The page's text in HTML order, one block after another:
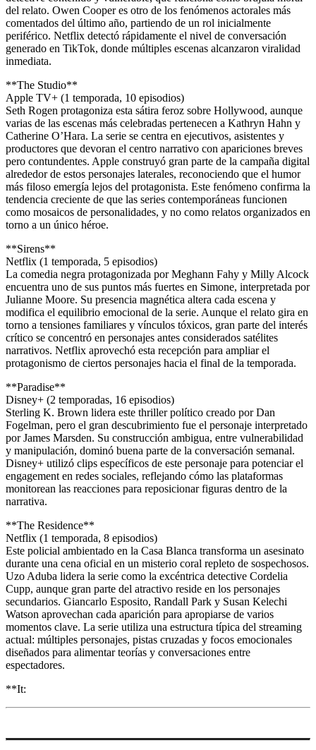
del relato. Owen Cooper es otro de los fenómenos actorales más
comentados del último año, partiendo de un rol inicialmente
periférico. Netflix detectó rápidamente el nivel de conversación
generado en TikTok, donde múltiples escenas alcanzaron viralidad
inmediata.
**The Studio**
Apple TV+ (1 temporada, 10 episodios)
Seth Rogen protagoniza esta sátira feroz sobre Hollywood, aunque
varias de las escenas más celebradas pertenecen a Kathryn Hahn y
Catherine O’Hara. La serie se centra en ejecutivos, asistentes y
productores que devoran el centro narrativo con apariciones breves
pero contundentes. Apple construyó gran parte de la campaña digital
alrededor de estos personajes laterales, reconociendo que el humor
más filoso emergía lejos del protagonista. Este fenómeno confirma la
tendencia creciente de que las series contemporáneas funcionen
como mosaicos de personalidades, y no como relatos organizados en
torno a un único héroe.
**Sirens**
Netflix (1 temporada, 5 episodios)
La comedia negra protagonizada por Meghann Fahy y Milly Alcock
encuentra uno de sus puntos más fuertes en Simone, interpretada por
Julianne Moore. Su presencia magnética altera cada escena y
modifica el equilibrio emocional de la serie. Aunque el relato gira en
torno a tensiones familiares y vínculos tóxicos, gran parte del interés
crítico se concentró en personajes antes considerados satélites
narrativos. Netflix aprovechó esta recepción para ampliar el
protagonismo de ciertos personajes hacia el final de la temporada.
**Paradise**
Disney+ (2 temporadas, 16 episodios)
Sterling K. Brown lidera este thriller político creado por Dan
Fogelman, pero el gran descubrimiento fue el personaje interpretado
por James Marsden. Su construcción ambigua, entre vulnerabilidad
y manipulación, dominó buena parte de la conversación semanal.
Disney+ utilizó clips específicos de este personaje para potenciar el
engagement en redes sociales, reflejando cómo las plataformas
monitorean las reacciones para reposicionar figuras dentro de la
narrativa.
**The Residence**
Netflix (1 temporada, 8 episodios)
Este policial ambientado en la Casa Blanca transforma un asesinato
durante una cena oficial en un misterio coral repleto de sospechosos.
Uzo Aduba lidera la serie como la excéntrica detective Cordelia
Cupp, aunque gran parte del atractivo reside en los personajes
secundarios. Giancarlo Esposito, Randall Park y Susan Kelechi
Watson aprovechan cada aparición para apropiarse de varios
momentos clave. La serie utiliza una estructura típica del streaming
actual: múltiples personajes, pistas cruzadas y focos emocionales
diseñados para alimentar teorías y conversaciones entre
espectadores.
**It: